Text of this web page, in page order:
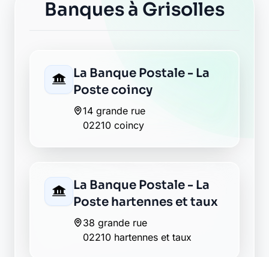
Banques à Grisolles
La Banque Postale - La
Poste coincy
14 grande rue
02210 coincy
La Banque Postale - La
Poste hartennes et taux
38 grande rue
02210 hartennes et taux